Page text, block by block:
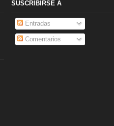
SUSCRIBIRSE A
Entradas
Comentarios